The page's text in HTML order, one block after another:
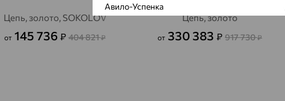
Цепь, золото, SOKOLOV
от 145 736 ₽ 404 821₽
Цепь, золото
от 330 383 ₽ 917 730₽
Авило-Успенка